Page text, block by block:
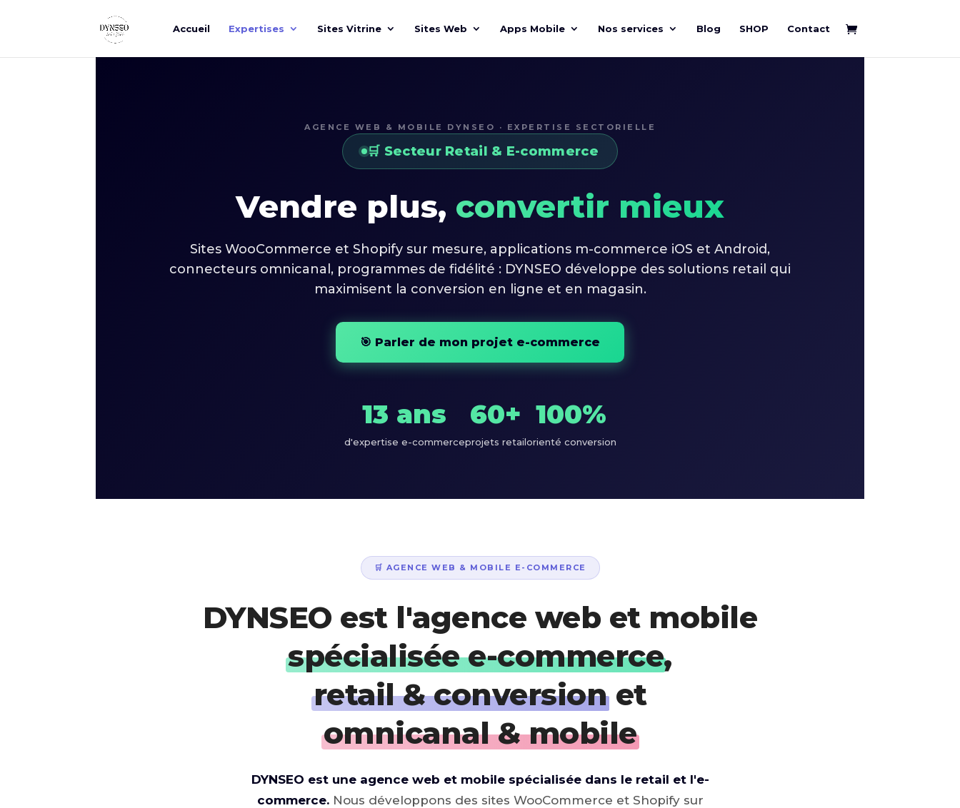
Accueil Expertises Sites Vitrine Sites Web Apps Mobile Nos services Blog SHOP Contact
AGENCE WEB & MOBILE DYNSEO · EXPERTISE SECTORIELLE
🛒 Secteur Retail & E-commerce
Vendre plus, convertir mieux
Sites WooCommerce et Shopify sur mesure, applications m-commerce iOS et Android,
connecteurs omnicanal, programmes de fidélité : DYNSEO développe des solutions retail qui
maximisent la conversion en ligne et en magasin.
🎯 Parler de mon projet e-commerce
13 ans
d'expertise e-commerce
60+
projets retail
100%
orienté conversion
🛒 AGENCE WEB & MOBILE E-COMMERCE
DYNSEO est l'agence web et mobile
spécialisée e-commerce,
retail & conversionet
omnicanal & mobile
DYNSEO est une agence web et mobile spécialisée dans le retail et l'e-
commerce.Nous développons des sites WooCommerce et Shopify sur